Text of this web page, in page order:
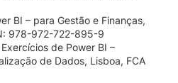
BI – para Gestão e Finanças,
978-972-722-895-9
de Power BI –
de Dados, Lisboa, FCA